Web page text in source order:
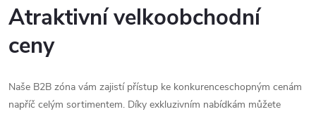
Atraktivní velkoobchodní
ceny
Naše B2B zóna vám zajistí přístup ke konkurenceschopným cenám
napříč celým sortimentem. Díky exkluzivním nabídkám můžete